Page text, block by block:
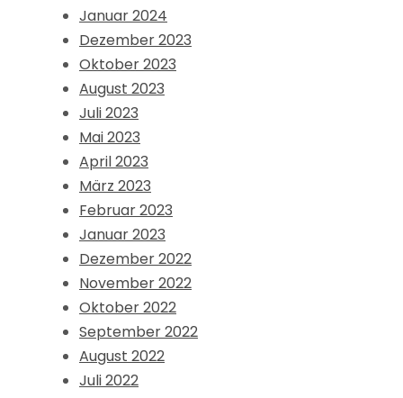
Januar 2024
Dezember 2023
Oktober 2023
August 2023
Juli 2023
Mai 2023
April 2023
März 2023
Februar 2023
Januar 2023
Dezember 2022
November 2022
Oktober 2022
September 2022
August 2022
Juli 2022